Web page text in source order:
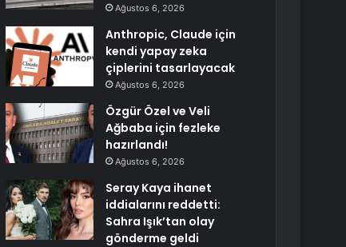
Ağustos 6, 2026
Anthropic, Claude için
kendi yapay zeka
çiplerini tasarlayacak
Ağustos 6, 2026
Özgür Özel ve Veli
Ağbaba için fezleke
hazırlandı!
Ağustos 6, 2026
Seray Kaya ihanet
iddialarını reddetti:
Sahra Işık’tan olay
gönderme geldi